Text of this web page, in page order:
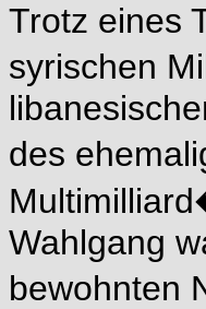
Trotz eines
syrischen
des
Wahlgang
bewohnten